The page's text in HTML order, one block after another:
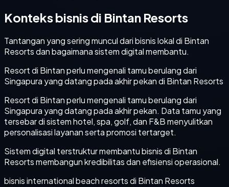
Konteks bisnis di Bintan Resorts
Tantangan yang sering muncul dari bisnis lokal di Bintan
Resorts dan bagaimana sistem digital membantu.
Resort di Bintan perlu mengenali tamu berulang dari
Singapura yang datang pada akhir pekan di Bintan Resorts
Resort di Bintan perlu mengenali tamu berulang dari
Singapura yang datang pada akhir pekan. Data tamu yang
tersebar di sistem hotel, spa, golf, dan F&B menyulitkan
personalisasi layanan serta promosi tertarget.
Sistem digital terstruktur membantu bisnis di Bintan
Resorts membangun kredibilitas dan efisiensi operasional.
bisnis international beach resorts di Bintan Resorts